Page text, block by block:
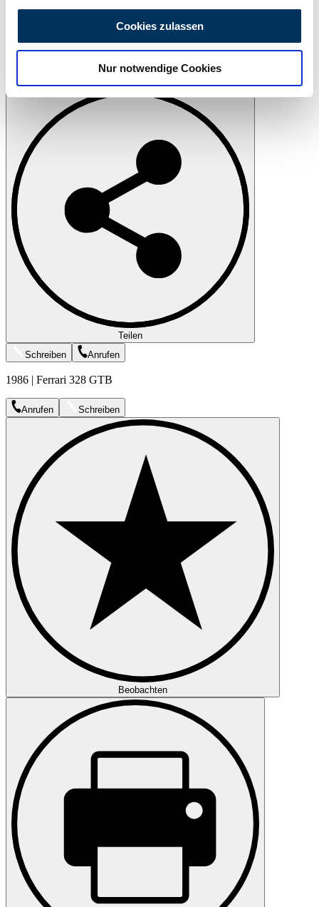
analysieren. Außerdem geben wir Informationen zu Ihrer
Verwendung unserer Website an unsere Partner für
soziale Medien, Werbung und Analysen weiter. Unsere
Partner führen diese Informationen möglicherweise mit
weiteren Daten zusammen, die Sie ihnen bereitgestellt
haben oder die sie im Rahmen Ihrer Nutzung der Dienste
gesammelt haben.
Datenschutzerklärung
Cookies zulassen
Nur notwendige Cookies
Teilen
Schreiben
Anrufen
1986 | Ferrari 328 GTB
Anrufen Schreiben
Beobachten